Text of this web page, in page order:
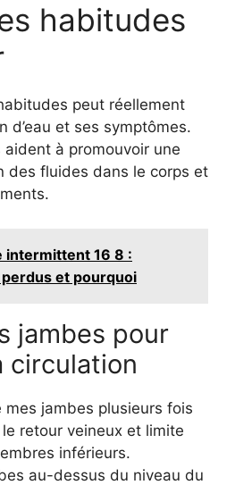
habitudes
peut réellement
d’eau et ses symptômes.
à promouvoir une
des fluides dans le corps et
intermittent 16 8 :
et pourquoi
jambes pour
circulation
mes jambes plusieurs fois
retour veineux et limite
inférieurs.
au-dessus du niveau du